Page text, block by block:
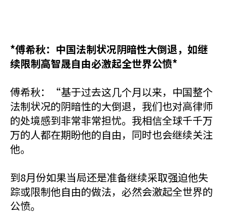
*傅希秋：中国法制状况阴暗性大倒退，如继
续限制高智晟自由必激起全世界公愤*
傅希秋：“基于过去这几个月以来，中国整个
法制状况的阴暗性的大倒退，我们也对高律师
的处境感到非常非常担忧。我相信全球千千万
万的人都在期盼他的自由，同时也会继续关注
他。
到8月份如果当局还是准备继续采取强迫他失
踪或限制他自由的做法，必然会激起全世界的
公愤。